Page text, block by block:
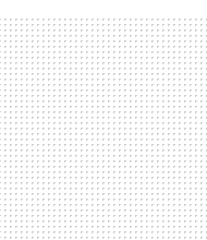
MAIL